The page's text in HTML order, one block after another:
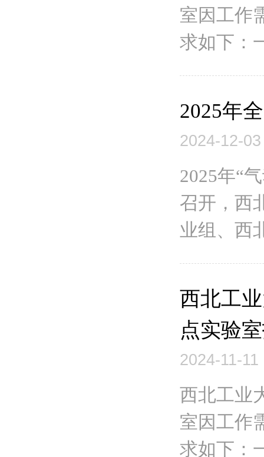
室因工作
求如下：
2025年
2024-12-03
2025年“
召开，西
业组、西
西北工
点实验
2024-11-11
西北工业
室因工作
求如下：